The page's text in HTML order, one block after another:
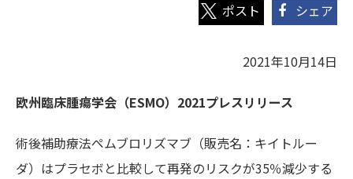
シェア
2021年10月14日
欧州臨床腫瘍学会（ESMO）2021プレスリリース
術後補助療法ペムブロリズマブ（販売名：キイトルー
ダ）はプラセボと比較して再発のリスクが35％減少する